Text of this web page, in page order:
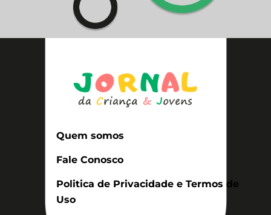
Quem somos
Fale Conosco
Politica de Privacidade e Termos de
Uso